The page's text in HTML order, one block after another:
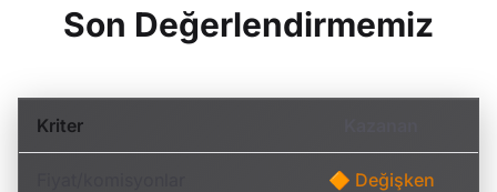
Son Değerlendirmemiz
Kriter
🔶 Değişken